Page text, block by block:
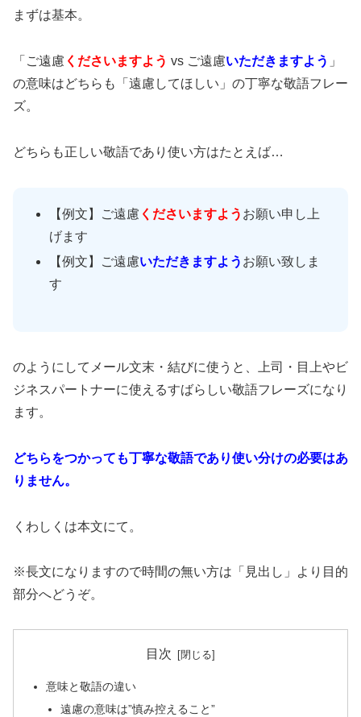
まずは基本。
「ご遠慮 くださいますよう vs ご遠慮いただきますよう 」
の意味はどちらも「遠慮してほしい」の丁寧な敬語フレー
ズ。
どちらも正しい敬語であり使い方はたとえば…
【例文】ご遠慮 くださいますよう お願い申し上
げます
【例文】ご遠慮いただきますよう お願い致しま
す
のようにしてメール文末・結びに使うと、上司・目上やビ
ジネスパートナーに使えるすばらしい敬語フレーズになり
ます。
どちらをつかっても丁寧な敬語であり使い分けの必要はあ
りません。
くわしくは本文にて。
※長文になりますので時間の無い方は「見出し」より目的
部分へどうぞ。
目次
意味と敬語の違い
遠慮の意味は”慎み控えること”